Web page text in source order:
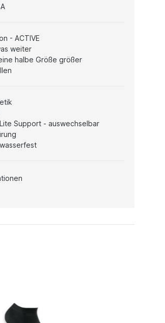
- ACTIVE
weiter
halbe Größe größer
Support - auswechselbar